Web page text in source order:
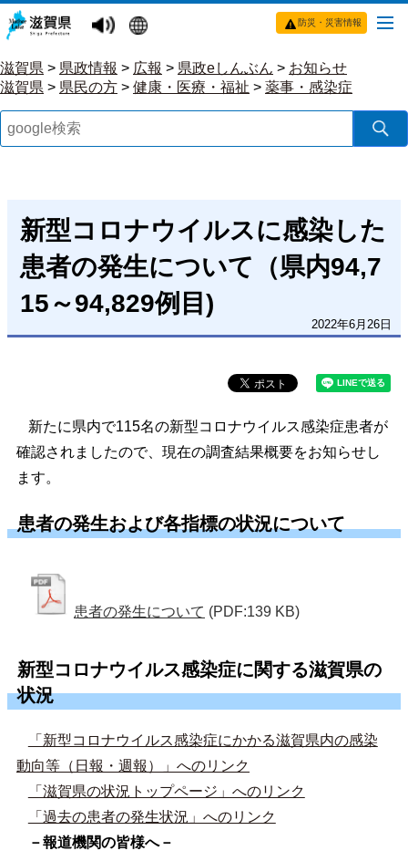
防災・災害情報
滋賀県 > 県政情報 > 広報 > 県政eしんぶん > お知らせ
滋賀県 > 県民の方 > 健康・医療・福祉 > 薬事・感染症
新型コロナウイルスに感染した
患者の発生について（県内94,7
15～94,829例目)
2022年6月26日
新たに県内で115名の新型コロナウイルス感染症患者が
確認されましたので、現在の調査結果概要をお知らせし
ます。
患者の発生および各指標の状況について
患者の発生について (PDF:139 KB)
新型コロナウイルス感染症に関する滋賀県の
状況
「新型コロナウイルス感染症にかかる滋賀県内の感染
動向等（日報・週報）」へのリンク
「滋賀県の状況トップページ」へのリンク
「過去の患者の発生状況」へのリンク
－報道機関の皆様へ－